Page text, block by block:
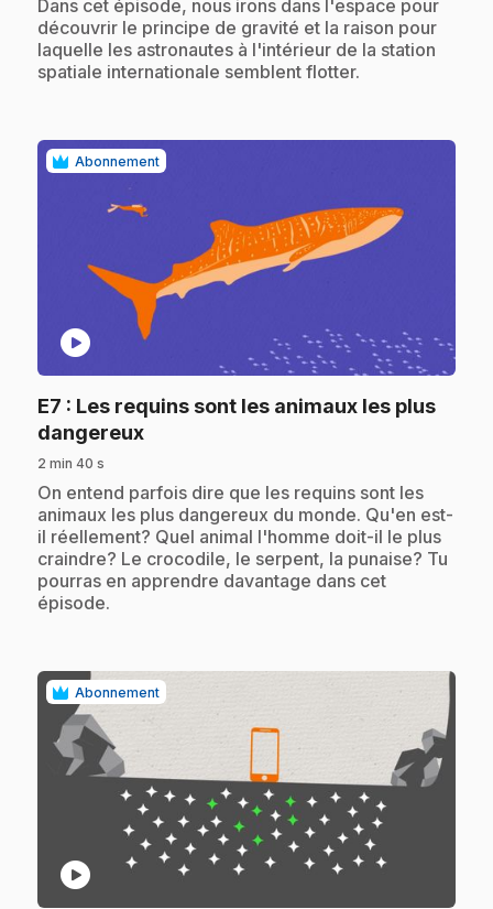
Dans cet épisode, nous irons dans l'espace pour
découvrir le principe de gravité et la raison pour
laquelle les astronautes à l'intérieur de la station
spatiale internationale semblent flotter.
Abonnement
play_circle
E7 : Les requins sont les animaux les plus
dangereux.
2 min 40 s
.On entend parfois dire que les requins sont les
animaux les plus dangereux du monde. Qu'en est-
il réellement? Quel animal l'homme doit-il le plus
craindre? Le crocodile, le serpent, la punaise? Tu
pourras en apprendre davantage dans cet
épisode.
Abonnement
play_circle